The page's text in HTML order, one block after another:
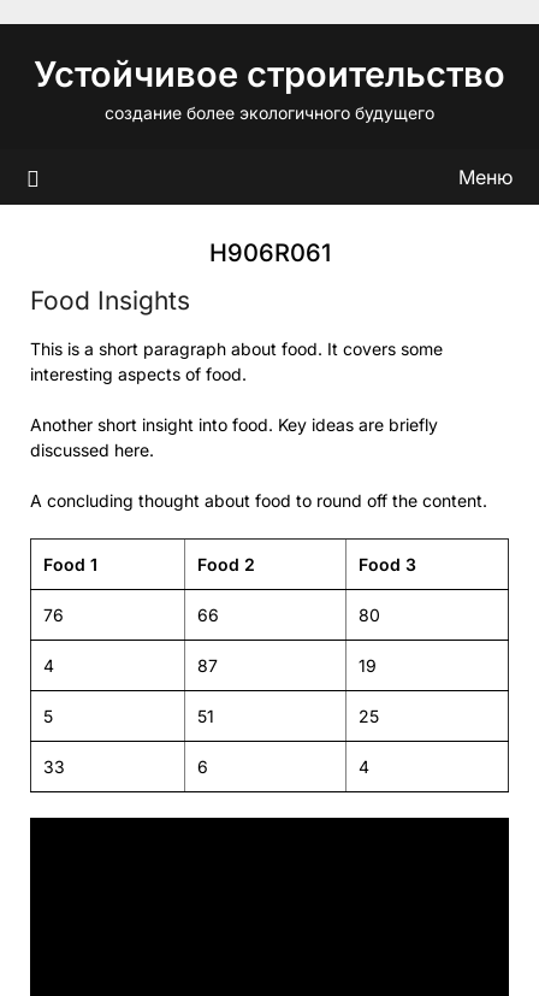
содержимому
Устойчивое строительство
создание более экологичного будущего
Меню
H906R061
Food Insights
This is a short paragraph about food. It covers some
interesting aspects of food.
Another short insight into food. Key ideas are briefly
discussed here.
A concluding thought about food to round off the content.
Food 1 Food 2 Food 3
76 66 80
4 87 19
5 51 25
33 6 4